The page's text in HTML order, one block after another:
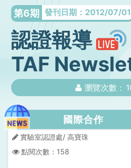
第6期 發刊日期：2012/07/01
認證報導
TAF
瀏覽次數：
實驗室認證處/ 高寶珠
點閱次數： 158
國際合作